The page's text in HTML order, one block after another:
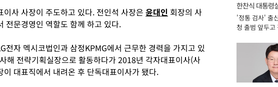
사 사장이 주도하고 있다. 전인석 사장은 윤대인 회장의 사
전문경영인 역할도 함께 하고 있다.
전자 멕시코법인과 삼정KPMG에서 근무한 경력을 가지고 있
해 전략기획실장으로 활동하다가 2018년 각자대표이사(사
대표직에서 내려온 후 단독대표이사가 됐다.
한찬식 대통령
서관
'정통 검사' 출
청 출범 앞두고